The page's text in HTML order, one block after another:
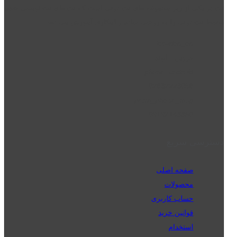
صفحه اصلی
محصولات
حساب کاربری
قوانین خرید
استخدام